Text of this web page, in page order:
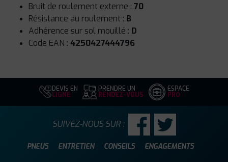
Bruit de roulement externe : 70
Résistance au roulement : B
Adhérence sur sol mouillé : D
Code EAN : 4250427444796
DEVIS EN
LIGNE
PRENDRE UN
RENDEZ-VOUS
ESPACE
PRO
PNEUS ENTRETIEN CONSEILS ENGAGEMENTS
SUIVEZ-NOUS SUR :